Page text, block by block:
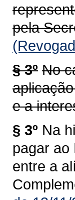
pela
§ 3º No
e a
§ 3º Na
pagar ao
entre a